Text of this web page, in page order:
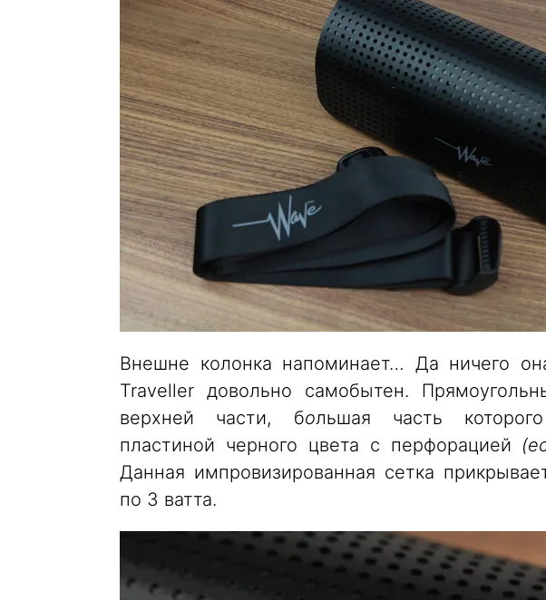
Внешне колонка напоминает… Да ничего
Traveller довольно самобытен.
верхней части, большая часть
пластиной черного цвета с перфорацией
Данная импровизированная сетка
по 3 ватта.